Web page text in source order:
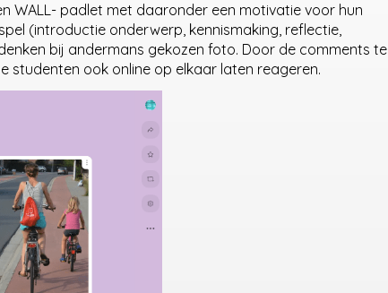
WALL- padlet met daaronder een motivatie voor hun
(introductie onderwerp, kennismaking, reflectie,
bij andermans gekozen foto. Door de comments te
studenten ook online op elkaar laten reageren.